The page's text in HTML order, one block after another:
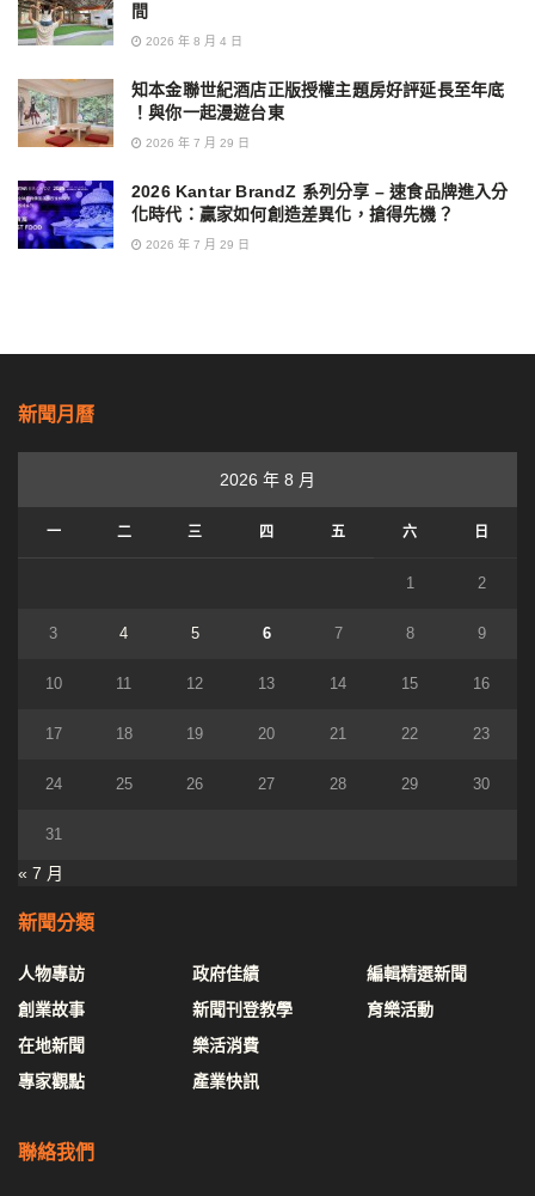
間
2026 年 8 月 4 日
知本金聯世紀酒店正版授權主題房好評延長至年底
！與你一起漫遊台東
2026 年 7 月 29 日
2026 Kantar BrandZ 系列分享 – 速食品牌進入分
化時代：贏家如何創造差異化，搶得先機？
2026 年 7 月 29 日
新聞月曆
2026 年 8 月
一 二 三 四 五 六 日
1 2
3 4 5 6 7 8 9
10 11 12 13 14 15 16
17 18 19 20 21 22 23
24 25 26 27 28 29 30
31
« 7 月
新聞分類
人物專訪
創業故事
在地新聞
專家觀點
政府佳績
新聞刊登教學
樂活消費
產業快訊
編輯精選新聞
育樂活動
聯絡我們